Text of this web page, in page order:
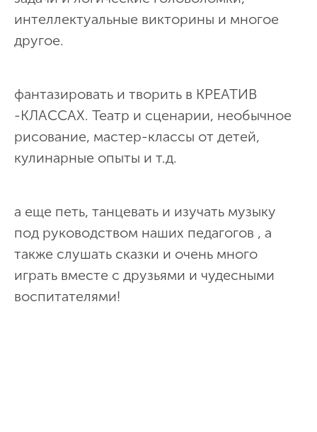
интеллектуальные викторины и многое
другое.
фантазировать и творить в КРЕАТИВ
-КЛАССАХ. Театр и сценарии, необычное
рисование, мастер-классы от детей,
кулинарные опыты и т.д.
а еще петь, танцевать и изучать музыку
под руководством наших педагогов , а
также слушать сказки и очень много
играть вместе с друзьями и чудесными
воспитателями!